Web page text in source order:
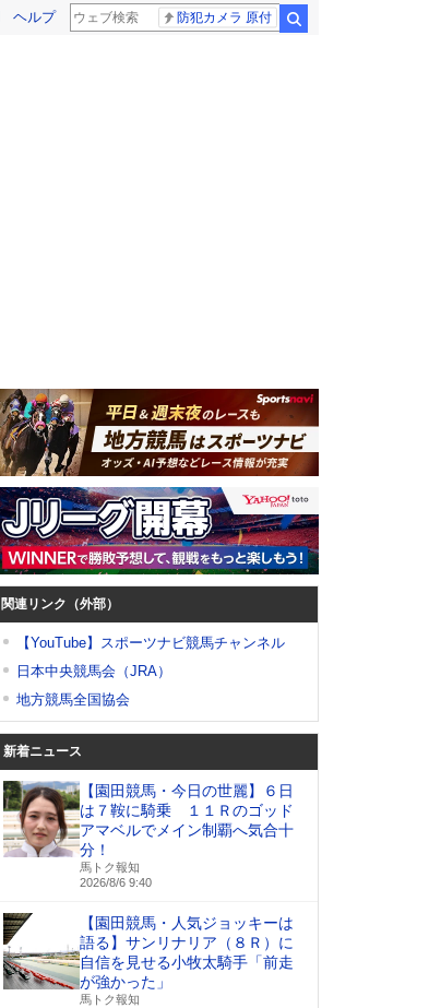
ヘルプ 防犯カメラ 原付
関連リンク（外部）
【YouTube】スポーツナビ競馬チャンネル
日本中央競馬会（JRA）
地方競馬全国協会
新着ニュース
【園田競馬・今日の世麗】６日
は７鞍に騎乗 １１Ｒのゴッド
アマベルでメイン制覇へ気合十
分！
馬トク報知
2026/8/6 9:40
【園田競馬・人気ジョッキーは
語る】サンリナリア（８Ｒ）に
自信を見せる小牧太騎手「前走
が強かった」
馬トク報知